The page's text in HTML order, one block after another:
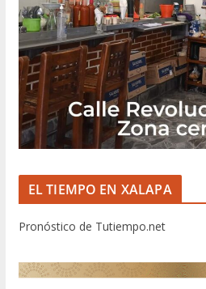
EL TIEMPO EN XALAPA
Pronóstico de Tutiempo.net